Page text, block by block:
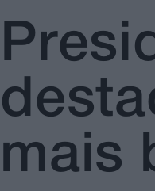
mais